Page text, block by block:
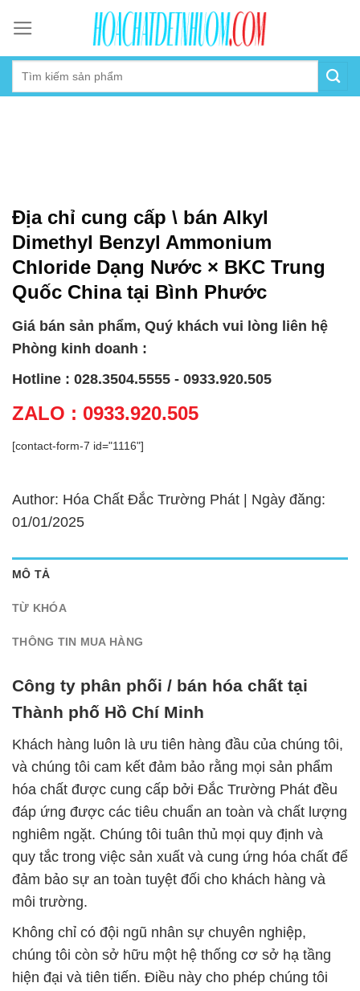
content
Địa chỉ cung cấp \ bán Alkyl
Dimethyl Benzyl Ammonium
Chloride Dạng Nước × BKC Trung
Quốc China tại Bình Phước
Giá bán sản phẩm, Quý khách vui lòng liên hệ
Phòng kinh doanh :
Hotline : 028.3504.5555 - 0933.920.505
ZALO : 0933.920.505
[contact-form-7 id="1116"]
Author: Hóa Chất Đắc Trường Phát | Ngày đăng:
01/01/2025
MÔ TẢ
TỪ KHÓA
THÔNG TIN MUA HÀNG
Công ty phân phối / bán hóa chất tại
Thành phố Hồ Chí Minh
Khách hàng luôn là ưu tiên hàng đầu của chúng tôi,
và chúng tôi cam kết đảm bảo rằng mọi sản phẩm
hóa chất được cung cấp bởi Đắc Trường Phát đều
đáp ứng được các tiêu chuẩn an toàn và chất lượng
nghiêm ngặt. Chúng tôi tuân thủ mọi quy định và
quy tắc trong việc sản xuất và cung ứng hóa chất để
đảm bảo sự an toàn tuyệt đối cho khách hàng và
môi trường.
Không chỉ có đội ngũ nhân sự chuyên nghiệp,
chúng tôi còn sở hữu một hệ thống cơ sở hạ tầng
hiện đại và tiên tiến. Điều này cho phép chúng tôi